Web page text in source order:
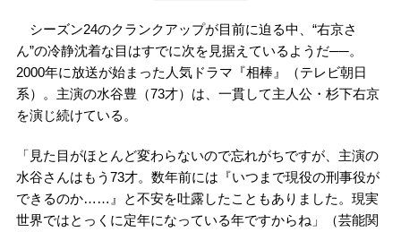
シーズン24のクランクアップが目前に迫る中、“右京さ
ん”の冷静沈着な目はすでに次を見据えているようだ──。
2000年に放送が始まった人気ドラマ『相棒』（テレビ朝日
系）。主演の水谷豊（73才）は、一貫して主人公・杉下右京
を演じ続けている。
「見た目がほとんど変わらないので忘れがちですが、主演の
水谷さんはもう73才。数年前には『いつまで現役の刑事役が
できるのか……』と不安を吐露したこともありました。現実
世界ではとっくに定年になっている年ですからね」（芸能関